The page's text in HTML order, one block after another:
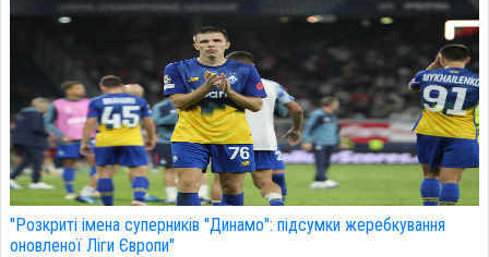
"Розкриті імена суперників "Динамо": підсумки жеребкування
оновленої Ліги Європи"